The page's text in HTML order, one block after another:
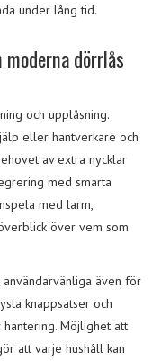
under lång tid.
dörrlås
och upplåsning.
eller hantverkare och
av extra nycklar
med smarta
med larm,
över vem som
även för
knappsatser och
Möjlighet att
att varje hushåll kan